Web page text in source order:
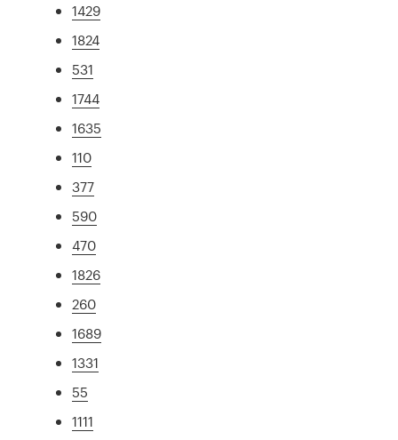
1429
1824
531
1744
1635
110
377
590
470
1826
260
1689
1331
55
1111